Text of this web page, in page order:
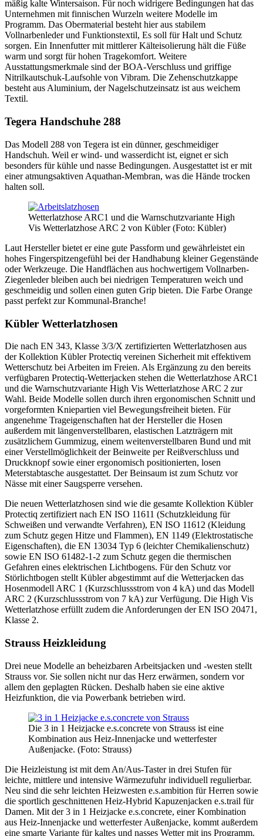
mäßig kalte Wintersaison. Für noch widrigere Bedingungen hat das
Unternehmen mit finnischen Wurzeln weitere Modelle im
Programm. Das Obermaterial besteht hier aus stabilem
Vollnarbenleder und Funktionstextil, Es soll für Halt und Schutz
sorgen. Ein Innenfutter mit mittlerer Kälteisolierung hält die Füße
warm und sorgt für hohen Tragekomfort. Weitere
Ausstattungsmerkmale sind der BOA-Verschluss und griffige
Nitrilkautschuk-Laufsohle von Vibram. Die Zehenschutzkappe
besteht aus Aluminium, der Nagelschutzeinsatz ist aus weichem
Textil.
Tegera Handschuhe 288
Das Modell 288 von Tegera ist ein dünner, geschmeidiger
Handschuh. Weil er wind- und wasserdicht ist, eignet er sich
besonders für kühle und nasse Bedingungen. Ausgestattet ist er mit
einer atmungsaktiven Aquathan-Membran, was die Hände trocken
halten soll.
Wetterlatzhose ARC1 und die Warnschutzvariante High
Vis Wetterlatzhose ARC 2 von Kübler (Foto: Kübler)
Laut Hersteller bietet er eine gute Passform und gewährleistet ein
hohes Fingerspitzengefühl bei der Handhabung kleiner Gegenstände
oder Werkzeuge. Die Handflächen aus hochwertigem Vollnarben-
Ziegenleder bleiben auch bei niedrigen Temperaturen weich und
geschmeidig und sollen einen guten Grip bieten. Die Farbe Orange
passt perfekt zur Kommunal-Branche!
Kübler Wetterlatzhosen
Die nach EN 343, Klasse 3/3/X zertifizierten Wetterlatzhosen aus
der Kollektion Kübler Protectiq vereinen Sicherheit mit effektivem
Wetterschutz bei Arbeiten im Freien. Als Ergänzung zu den bereits
verfügbaren Protectiq-Wetterjacken stehen die Wetterlatzhose ARC1
und die Warnschutzvariante High Vis Wetterlatzhose ARC 2 zur
Wahl. Beide Modelle sollen durch ihren ergonomischen Schnitt und
vorgeformten Kniepartien viel Bewegungsfreiheit bieten. Für
angenehme Trageigenschaften hat der Hersteller die Hosen
außerdem mit längenverstellbaren, elastischen Latzträgern mit
zusätzlichem Gummizug, einem weitenverstellbaren Bund und mit
einer Verstellmöglichkeit der Beinweite per Reißverschluss und
Druckknopf sowie einer ergonomisch positionierten, losen
Meterstabtasche ausgestattet. Der Beinsaum ist zum Schutz vor
Nässe mit einer Saugsperre versehen.
Die neuen Wetterlatzhosen sind wie die gesamte Kollektion Kübler
Protectiq zertifiziert nach EN ISO 11611 (Schutzkleidung für
Schweißen und verwandte Verfahren), EN ISO 11612 (Kleidung
zum Schutz gegen Hitze und Flammen), EN 1149 (Elektrostatische
Eigenschaften), die EN 13034 Typ 6 (leichter Chemikalienschutz)
sowie EN ISO 61482-1-2 zum Schutz gegen die thermischen
Gefahren eines elektrischen Lichtbogens. Für den Schutz vor
Störlichtbogen stellt Kübler abgestimmt auf die Wetterjacken das
Hosenmodell ARC 1 (Kurzschlussstrom von 4 kA) und das Modell
ARC 2 (Kurzschlussstrom von 7 kA) zur Verfügung. Die High Vis
Wetterlatzhose erfüllt zudem die Anforderungen der EN ISO 20471,
Klasse 2.
Strauss Heizkleidung
Drei neue Modelle an beheizbaren Arbeitsjacken und -westen stellt
Strauss vor. Sie sollen nicht nur das Herz erwärmen, sondern vor
allem den geplagten Rücken. Deshalb haben sie eine aktive
Heizfunktion, die via Powerbank betrieben wird.
Die 3 in 1 Heizjacke e.s.concrete von Strauss ist eine
Kombination aus Heiz-Innenjacke und wetterfester
Außenjacke. (Foto: Strauss)
Die Heizleistung ist mit dem An/Aus-Taster in drei Stufen für
leichte, mittlere und intensive Wärmezufuhr individuell regulierbar.
Neu sind die sehr leichten Heizwesten e.s.ambition für Herren sowie
die sportlich geschnittenen Heiz-Hybrid Kapuzenjacken e.s.trail für
Damen. Mit der 3 in 1 Heizjacke e.s.concrete, einer Kombination
aus Heiz-Innenjacke und wetterfester Außenjacke, kommt außerdem
eine smarte Variante für kaltes und nasses Wetter mit ins Programm.